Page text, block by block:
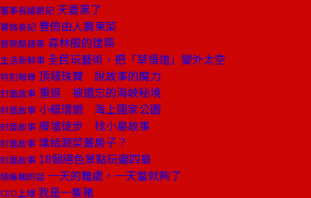
董事長嬉遊記 天要黑了
饕姊食記 豐儉由人廣東菜
發現酷建築 森林般的建築
生活新鮮事 全民玩藝術，把「草悟道」變外太空
特別報導 頂級珠寶 說故事的魔力
封面故事 重返 被遺忘的海峽秘境
封面故事 小艇環遊 海上國家公園
封面故事 廢墟徒步 找小島故事
封面故事 誰給蔬菜蓋房子？
封面故事 18個絕色景點玩遍四島
總編輯的話 一天的難處，一天當就夠了
CEO上線 我是一隻豬